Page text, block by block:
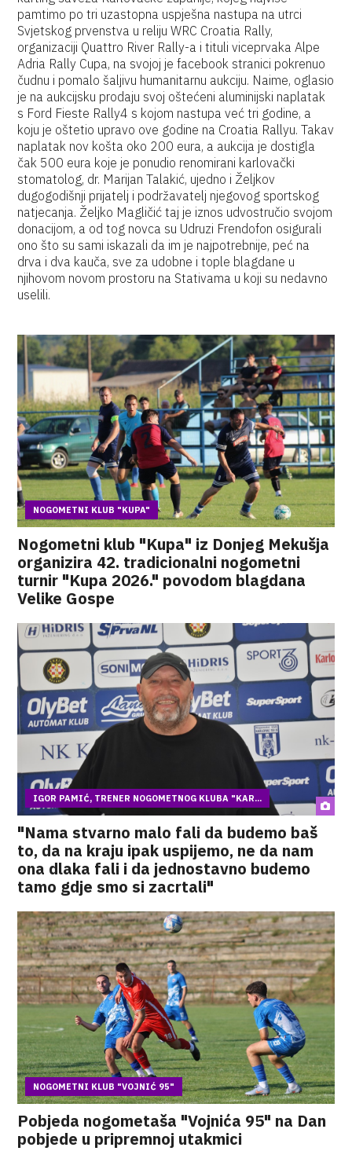
pamtimo po tri uzastopna uspješna nastupa na utrci
Svjetskog prvenstva u reliju WRC Croatia Rally,
organizaciji Quattro River Rally-a i tituli viceprvaka Alpe
Adria Rally Cupa, na svojoj je facebook stranici pokrenuo
čudnu i pomalo šaljivu humanitarnu aukciju. Naime, oglasio
je na aukcijsku prodaju svoj oštećeni aluminijski naplatak
s Ford Fieste Rally4 s kojom nastupa već tri godine, a
koju je oštetio upravo ove godine na Croatia Rallyu. Takav
naplatak nov košta oko 200 eura, a aukcija je dostigla
čak 500 eura koje je ponudio renomirani karlovački
stomatolog, dr. Marijan Talakić, ujedno i Željkov
dugogodišnji prijatelj i podržavatelj njegovog sportskog
natjecanja. Željko Magličić taj je iznos udvostručio svojom
donacijom, a od tog novca su Udruzi Frendofon osigurali
ono što su sami iskazali da im je najpotrebnije, peć na
drva i dva kauča, sve za udobne i tople blagdane u
njihovom novom prostoru na Stativama u koji su nedavno
uselili.
NOGOMETNI KLUB "KUPA"
Nogometni klub "Kupa" iz Donjeg Mekušja
organizira 42. tradicionalni nogometni
turnir "Kupa 2026." povodom blagdana
Velike Gospe
IGOR PAMIĆ, TRENER NOGOMETNOG KLUBA "KAR...
"Nama stvarno malo fali da budemo baš
to, da na kraju ipak uspijemo, ne da nam
ona dlaka fali i da jednostavno budemo
tamo gdje smo si zacrtali"
NOGOMETNI KLUB "VOJNIĆ 95"
Pobjeda nogometaša "Vojnića 95" na Dan
pobjede u pripremnoj utakmici